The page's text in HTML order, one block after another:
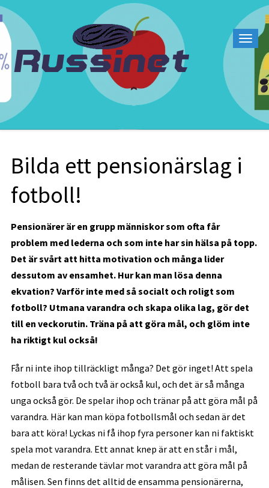
Bilda ett pensionärslag i
fotboll!
Pensionärer är en grupp människor som ofta får
problem med lederna och som inte har sin hälsa på topp.
Det är svårt att hitta motivation och många lider
dessutom av ensamhet. Hur kan man lösa denna
ekvation? Varför inte med så socialt och roligt som
fotboll? Utmana varandra och skapa olika lag, gör det
till en veckorutin. Träna på att göra mål, och glöm inte
ha riktigt kul också!
Får ni inte ihop tillräckligt många? Det gör inget! Att spela
fotboll bara två och två är också kul, och det är så många
unga också gör. De spelar ihop och tränar på att göra mål på
varandra. Här kan man köpa fotbollsmål och sedan är det
bara att köra! Lyckas ni få ihop fyra personer kan ni faktiskt
spela mot varandra. Ett annat knep är att en står i mål,
medan de resterande tävlar mot varandra att göra mål på
målisen. Sen finns det alltid de ensamma pensionärerna,